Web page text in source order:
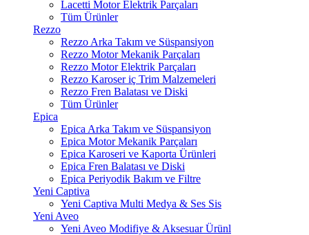
Lacetti Motor Elektrik Parçaları
Tüm Ürünler
Rezzo
Rezzo Arka Takım ve Süspansiyon
Rezzo Motor Mekanik Parçaları
Rezzo Motor Elektrik Parçaları
Rezzo Karoser iç Trim Malzemeleri
Rezzo Fren Balatası ve Diski
Tüm Ürünler
Epica
Epica Arka Takım ve Süspansiyon
Epica Motor Mekanik Parçaları
Epica Karoseri ve Kaporta Ürünleri
Epica Fren Balatası ve Diski
Epica Periyodik Bakım ve Filtre
Yeni Captiva
Yeni Captiva Multi Medya & Ses Sis
Yeni Aveo
Yeni Aveo Modifiye & Aksesuar Ürünl